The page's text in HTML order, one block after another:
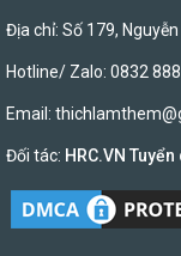
Địa chỉ: Số 179, Nguyễn
Hotline/ Zalo: 0832
Email:
Đối tác: HRC.VN